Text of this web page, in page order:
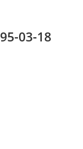
03-18